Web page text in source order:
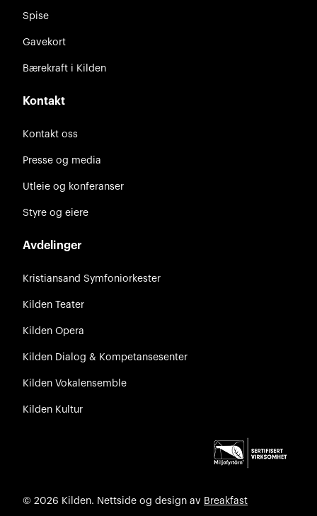
Spise
Gavekort
Bærekraft i Kilden
Kontakt
Kontakt oss
Presse og media
Utleie og konferanser
Styre og eiere
Avdelinger
Kristiansand Symfoniorkester
Kilden Teater
Kilden Opera
Kilden Dialog & Kompetansesenter
Kilden Vokalensemble
Kilden Kultur
© 2026 Kilden. Nettside og design av Breakfast